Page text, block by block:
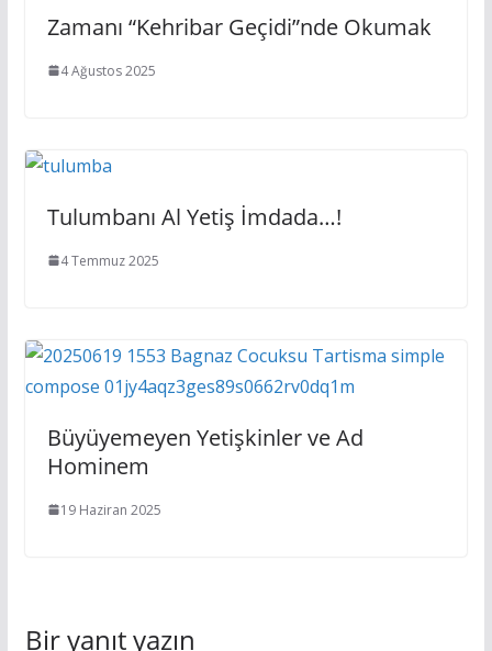
Zamanı “Kehribar Geçidi”nde Okumak
4 Ağustos 2025
Tulumbanı Al Yetiş İmdada…!
4 Temmuz 2025
Büyüyemeyen Yetişkinler ve Ad
Hominem
19 Haziran 2025
Bir yanıt yazın